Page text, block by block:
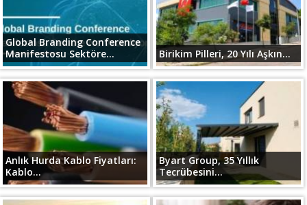
Global Branding Conference
Manifestosu Sektöre...
Birikim Pilleri, 20 Yılı Aşkın...
Anlık Hurda Kablo Fiyatları:
Kablo...
Byart Group, 35 Yıllık
Tecrübesini...